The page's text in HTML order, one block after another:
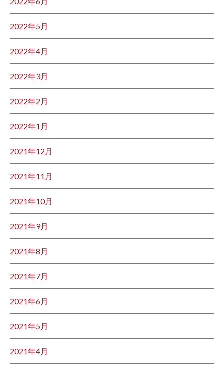
2022年5月
2022年4月
2022年3月
2022年2月
2022年1月
2021年12月
2021年11月
2021年10月
2021年9月
2021年8月
2021年7月
2021年6月
2021年5月
2021年4月